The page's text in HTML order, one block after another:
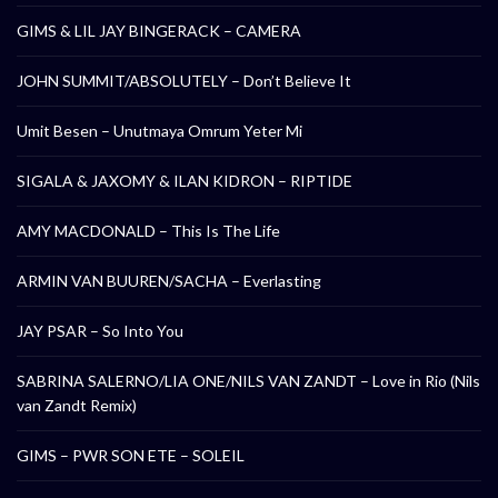
GIMS & LIL JAY BINGERACK – CAMERA
JOHN SUMMIT/ABSOLUTELY – Don’t Believe It
Umit Besen – Unutmaya Omrum Yeter Mi
SIGALA & JAXOMY & ILAN KIDRON – RIPTIDE
AMY MACDONALD – This Is The Life
ARMIN VAN BUUREN/SACHA – Everlasting
JAY PSAR – So Into You
SABRINA SALERNO/LIA ONE/NILS VAN ZANDT – Love in Rio (Nils
van Zandt Remix)
GIMS – PWR SON ETE – SOLEIL